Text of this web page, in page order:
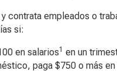
contrata empleados o
si:
en salarios1 en un
paga $750 o más en